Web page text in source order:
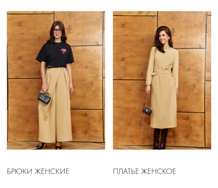
БРЮКИ ЖЕНСКИЕ ПЛАТЬЕ ЖЕНСКОЕ